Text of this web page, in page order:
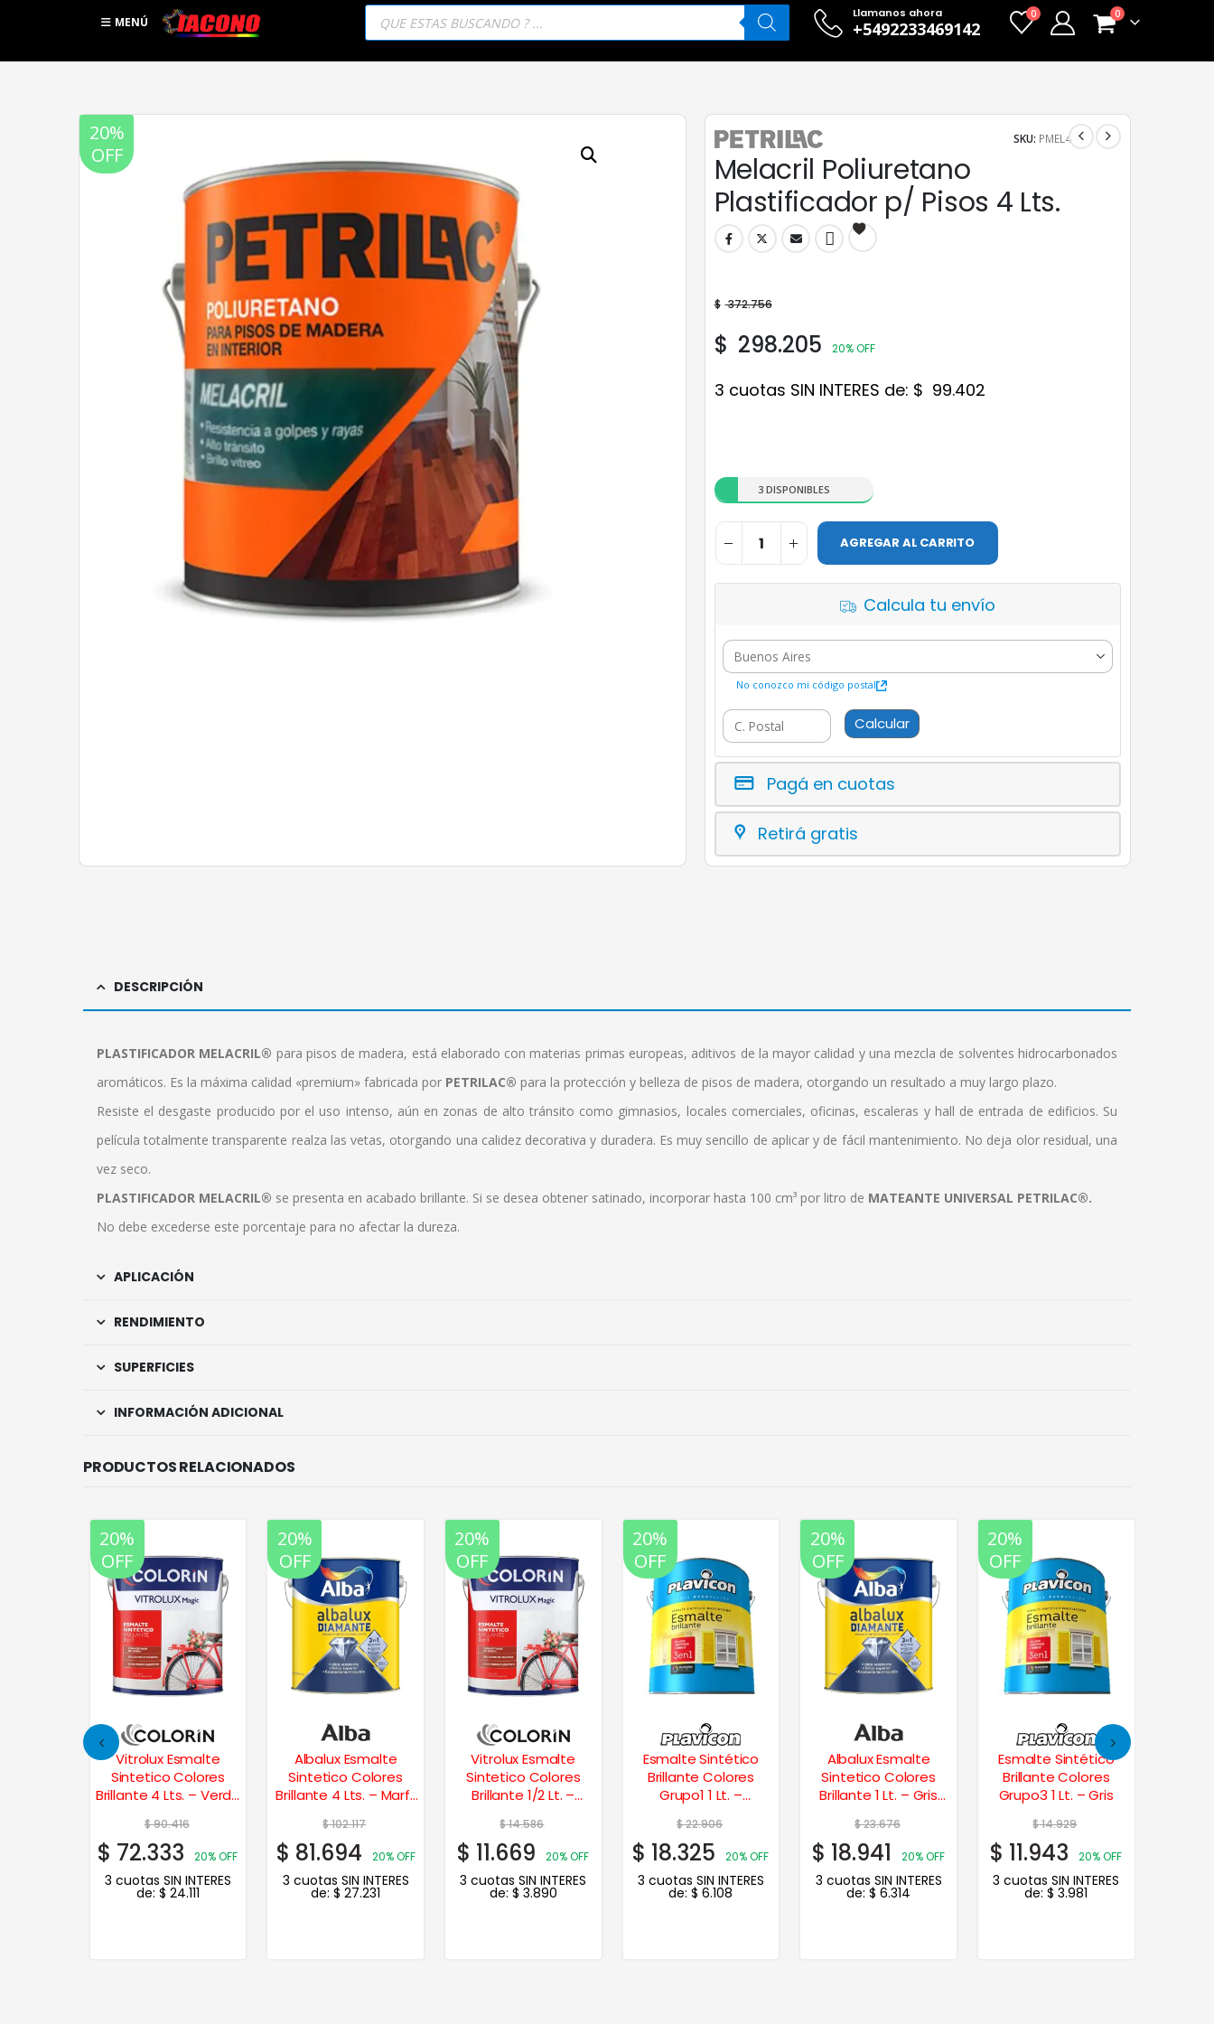
MENÚ
Búsqueda
productos
Llamanos ahora
+5492233469142
0 0
20%
OFF
Melacril Poliuretano
Plastificador p/ Pisos 4 Lts.
SKU: PMEL4
$ 372.756
$ 298.205 20% OFF
3 cuotas SIN INTERES de: $ 99.402
3 DISPONIBLES
AGREGAR AL CARRITO
Calcula tu envío
No conozco mi código postal
Calcular
Pagá en cuotas
Retirá gratis
DESCRIPCIÓN
PLASTIFICADOR MELACRIL® para pisos de madera, está elaborado con materias primas europeas, aditivos de la mayor calidad y una mezcla de solventes hidrocarbonados
aromáticos. Es la máxima calidad «premium» fabricada por PETRILAC® para la protección y belleza de pisos de madera, otorgando un resultado a muy largo plazo.
Resiste el desgaste producido por el uso intenso, aún en zonas de alto tránsito como gimnasios, locales comerciales, oficinas, escaleras y hall de entrada de edificios. Su
película totalmente transparente realza las vetas, otorgando una calidez decorativa y duradera. Es muy sencillo de aplicar y de fácil mantenimiento. No deja olor residual, una
vez seco.
PLASTIFICADOR MELACRIL® se presenta en acabado brillante. Si se desea obtener satinado, incorporar hasta 100 cm³ por litro de MATEANTE UNIVERSAL PETRILAC®.
No debe excederse este porcentaje para no afectar la dureza.
APLICACIÓN
RENDIMIENTO
SUPERFICIES
INFORMACIÓN ADICIONAL
PRODUCTOS RELACIONADOS
20%
OFF
Vitrolux Esmalte
Sintetico Colores
Brillante 4 Lts. – Verde
$90.416
$ 72.333 20% OFF
3 cuotas SIN INTERES
de: $ 24.111
20%
OFF
Albalux Esmalte
Sintetico Colores
Brillante 4 Lts. – Marfil
$102.117
$ 81.694 20% OFF
3 cuotas SIN INTERES
de:$ 27.231
20%
OFF
Vitrolux Esmalte
Sintetico Colores
Brillante 1/2 Lt. –
$14.586
$ 11.669 20% OFF
3 cuotas SIN INTERES
de: $ 3.890
20%
OFF
Esmalte Sintético
Brillante Colores
Grupo1 1 Lt. –
$22.906
$ 18.325 20% OFF
3 cuotas SIN INTERES
de:$ 6.108
20%
OFF
Albalux Esmalte
Sintetico Colores
Brillante 1 Lt. – Gris
$23.676
$ 18.941 20% OFF
3 cuotas SIN INTERES
de:$ 6.314
20%
OFF
Esmalte Sintético
Brillante Colores
Grupo3 1 Lt. – Gris
$14.929
$ 11.943 20% OFF
3 cuotas SIN INTERES
de:$ 3.981